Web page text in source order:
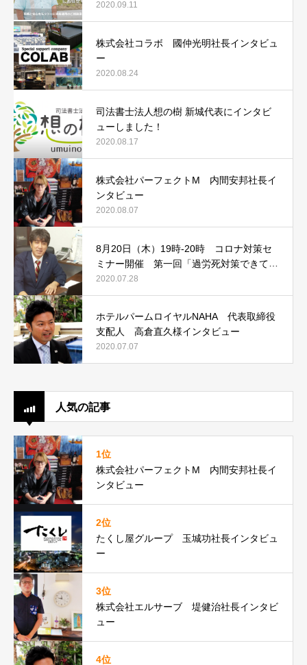
るべき3つの事とは！？」
2020.09.11
株式会社コラボ 國仲光明社長インタビュ
ー
2020.08.24
司法書士法人想の樹 新城代表にインタビ
ューしました！
2020.08.17
株式会社パーフェクトM 内間安邦社長イ
ンタビュー
2020.08.07
8月20日（木）19時-20時 コロナ対策セ
ミナー開催 第一回「過労死対策できてい
ますか？その時会社は守れません！」
2020.07.28
ホテルパームロイヤルNAHA 代表取締役
支配人 高倉直久様インタビュー
2020.07.07
人気の記事
1位
株式会社パーフェクトM 内間安邦社長イ
ンタビュー
2位
たくし屋グループ 玉城功社長インタビュ
ー
3位
株式会社エルサーブ 堤健治社長インタビ
ュー
4位